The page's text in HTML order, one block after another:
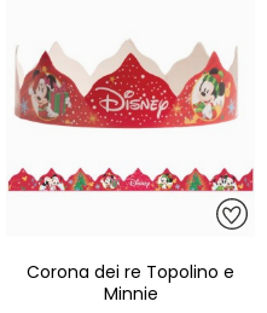
Corona dei re Topolino e
Minnie